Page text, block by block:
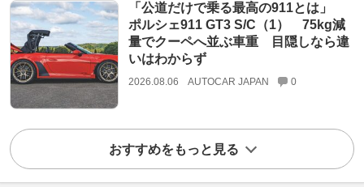
「公道だけで乗る最高の911とは」
ポルシェ911 GT3 S/C（1） 75kg減
量でクーペへ並ぶ車重 目隠しなら違
いはわからず
2026.08.06 AUTOCAR JAPAN 0
おすすめをもっと見る